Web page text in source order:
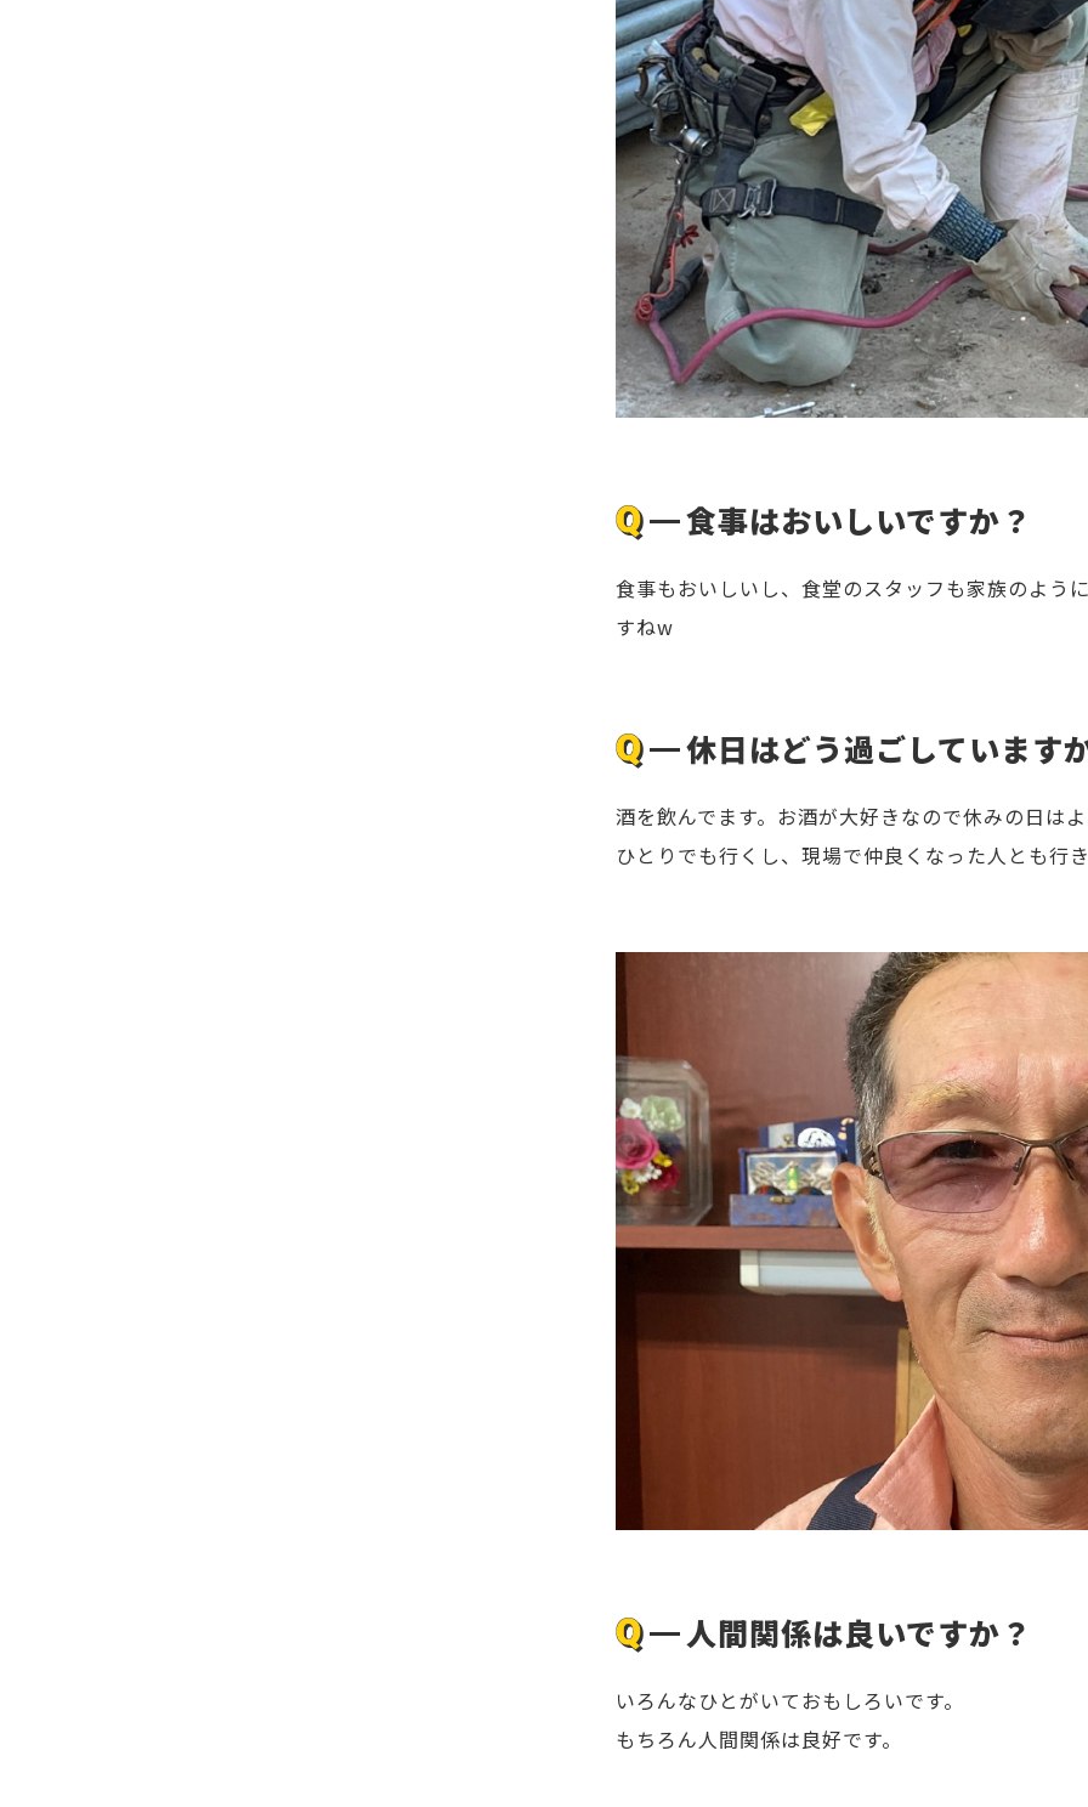
食事はおいしいですか？
食事もおいしいし、食堂のスタッフも家族のよう
すねw
休日はどう過ごしています
酒を飲んでます。お酒が大好きなので休みの日は
ひとりでも行くし、現場で仲良くなった人とも行
人間関係は良いですか？
いろんなひとがいておもしろいです。
もちろん人間関係は良好です。